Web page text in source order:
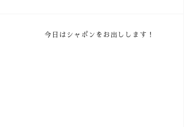
今日はシャポンをお出しします！